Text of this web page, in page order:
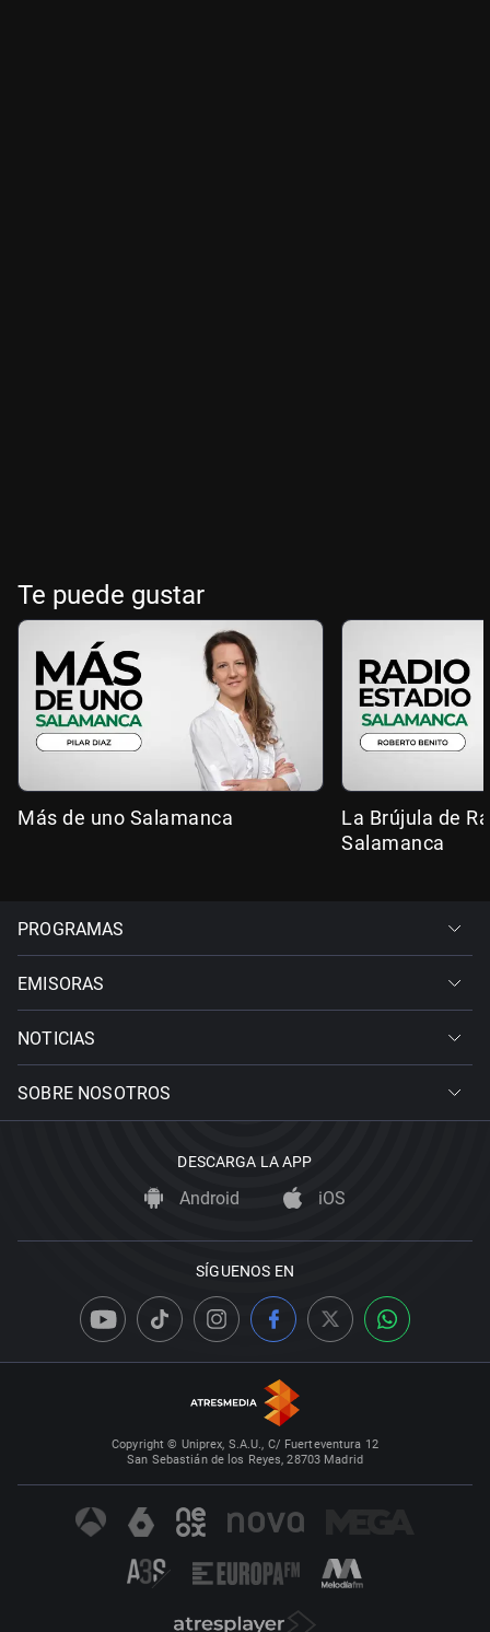
Te puede gustar
Más de uno Salamanca
La Brújula de
Salamanca
PROGRAMAS
EMISORAS
NOTICIAS
SOBRE NOSOTROS
DESCARGA LA APP
Android iOS
SÍGUENOS EN
Copyright © Uniprex, S.A.U., C/ Fuerteventura 12
San Sebastián de los Reyes, 28703 Madrid